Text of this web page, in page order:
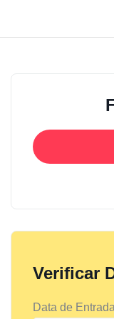
Verificar
Data de